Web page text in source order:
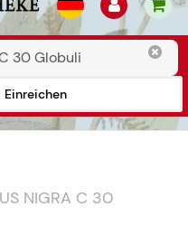
Einreichen
NIGRA C 30